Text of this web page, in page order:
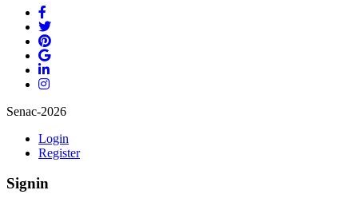
Senac-2026
Login
Register
Signin